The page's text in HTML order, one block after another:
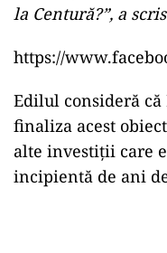
la Centură?”, a
https://
Edilul consideră
finaliza acest
alte investiții care
incipientă de ani